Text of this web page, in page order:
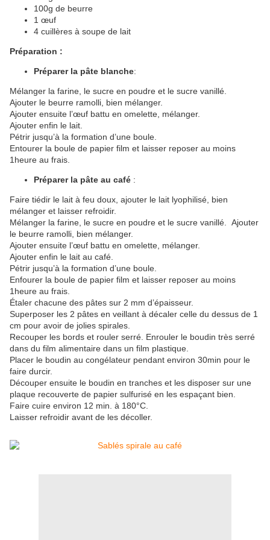
100g de beurre
1 œuf
4 cuillères à soupe de lait
Préparation :
Préparer la pâte blanche:
Mélanger la farine, le sucre en poudre et le sucre vanillé.
Ajouter le beurre ramolli, bien mélanger.
Ajouter ensuite l’œuf battu en omelette, mélanger.
Ajouter enfin le lait.
Pétrir jusqu’à la formation d’une boule.
Entourer la boule de papier film et laisser reposer au moins
1heure au frais.
Préparer la pâte au café :
Faire tiédir le lait à feu doux, ajouter le lait lyophilisé, bien
mélanger et laisser refroidir.
Mélanger la farine, le sucre en poudre et le sucre vanillé. Ajouter
le beurre ramolli, bien mélanger.
Ajouter ensuite l’œuf battu en omelette, mélanger.
Ajouter enfin le lait au café.
Pétrir jusqu’à la formation d’une boule.
Enfourer la boule de papier film et laisser reposer au moins
1heure au frais.
Étaler chacune des pâtes sur 2 mm d’épaisseur.
Superposer les 2 pâtes en veillant à décaler celle du dessus de 1
cm pour avoir de jolies spirales.
Recouper les bords et rouler serré. Enrouler le boudin très serré
dans du film alimentaire dans un film plastique.
Placer le boudin au congélateur pendant environ 30min pour le
faire durcir.
Découper ensuite le boudin en tranches et les disposer sur une
plaque recouverte de papier sulfurisé en les espaçant bien.
Faire cuire environ 12 min. à 180°C.
Laisser refroidir avant de les décoller.